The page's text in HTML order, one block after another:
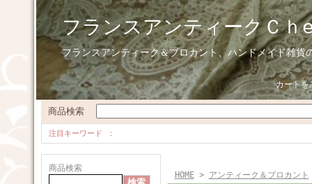
フランスアンティークＣｈ
フランスアンティーク＆ブロカント、ハンドメイド雑貨
カートを
商品検索
注目キーワード
商品検索
HOME> アンティーク＆ブロカント